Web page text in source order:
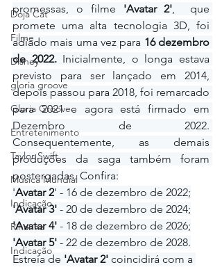
Doja Cat
Filme
Disney
gloria groove
Gloria Groove
Entretenimento
Taylor Swift
Música Mundial
Indicação
Rihanna
Indicação
promessas, o filme 'Avatar 2',  que
promete uma alta tecnologia 3D, foi
adiado mais uma vez para 16 dezembro
de 2022. Inicialmente, o longa estava
previsto para ser lançado em 2014,
depois passou para 2018, foi remarcado
para 2021 e agora está firmado em
Dezembro de 2022.
Consequentemente, as demais
produções da saga também foram
postergadas. Confira:
'Avatar 2' - 16 de dezembro de 2022;
'Avatar 3' - 20 de dezembro de 2024;
'Avatar 4' - 18 de dezembro de 2026;
'Avatar 5' - 22 de dezembro de 2028.
Estreia de 'Avatar 2' coincidirá com a